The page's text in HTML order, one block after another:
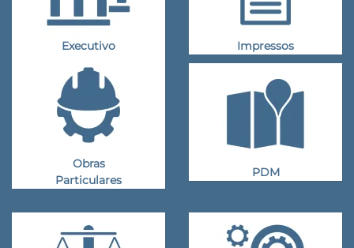
Executivo Impressos
Obras
Particulares
PDM